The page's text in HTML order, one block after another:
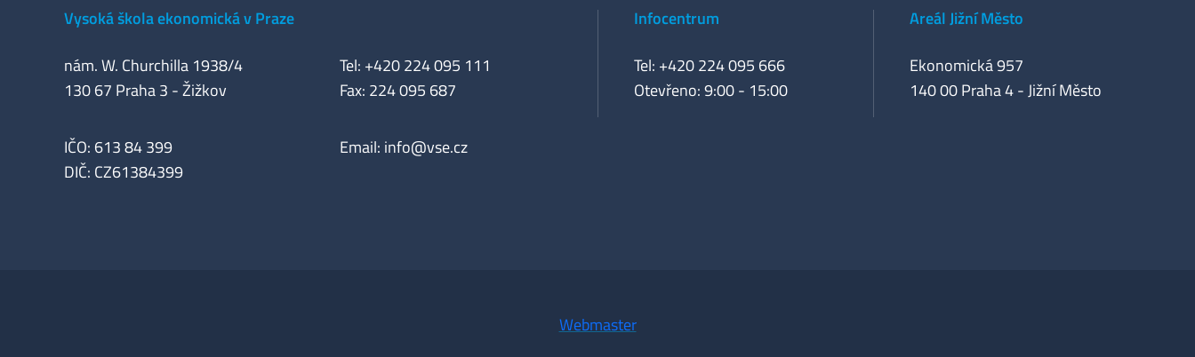
Vysoká škola ekonomická v Praze
nám. W. Churchilla 1938/4
130 67 Praha 3 - Žižkov
Tel: +420 224 095 111
Fax: 224 095 687
IČO: 613 84 399
DIČ: CZ61384399
Email: info@vse.cz
Infocentrum
Tel: +420 224 095 666
Otevřeno: 9:00 - 15:00
Areál Jižní Město
Ekonomická 957
140 00 Praha 4 - Jižní Město
Webmaster